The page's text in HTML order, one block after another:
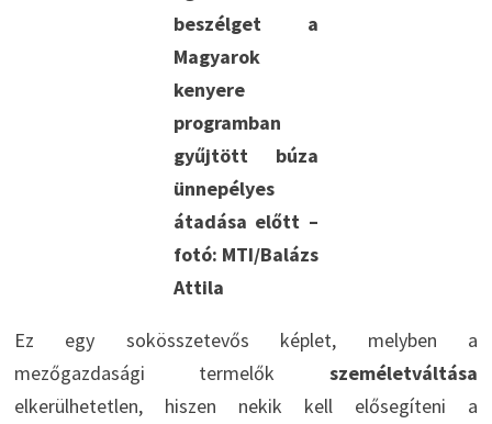
beszélget a
Magyarok
kenyere
programban
gyűjtött búza
ünnepélyes
átadása előtt –
fotó: MTI/Balázs
Attila
Ez egy sokösszetevős képlet, melyben a
mezőgazdasági termelőkszeméletváltása
elkerülhetetlen, hiszen nekik kell elősegíteni a